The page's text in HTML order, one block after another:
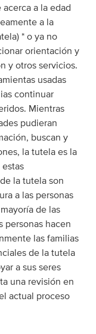
a la edad
a la
* o ya no
orientación y
y otros servicios.
usadas
continuar
Mientras
pudieran
buscan y
la tutela es la
la tutela son
a las personas
de las
personas hacen
las familias
de la tutela
a sus seres
una revisión en
actual proceso